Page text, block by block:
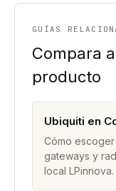
GUÍAS
Compara
producto
Ubiquiti en
Cómo escoger
gateways y
local LPinnova.